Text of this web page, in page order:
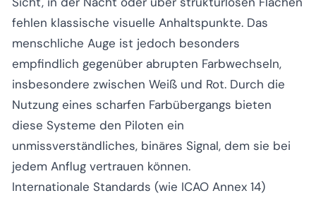
fehlen klassische visuelle Anhaltspunkte. Das
menschliche Auge ist jedoch besonders
empfindlich gegenüber abrupten Farbwechseln,
insbesondere zwischen Weiß und Rot. Durch die
Nutzung eines scharfen Farbübergangs bieten
diese Systeme den Piloten ein
unmissverständliches, binäres Signal, dem sie bei
jedem Anflug vertrauen können.
Internationale Standards (wie ICAO Annex 14)